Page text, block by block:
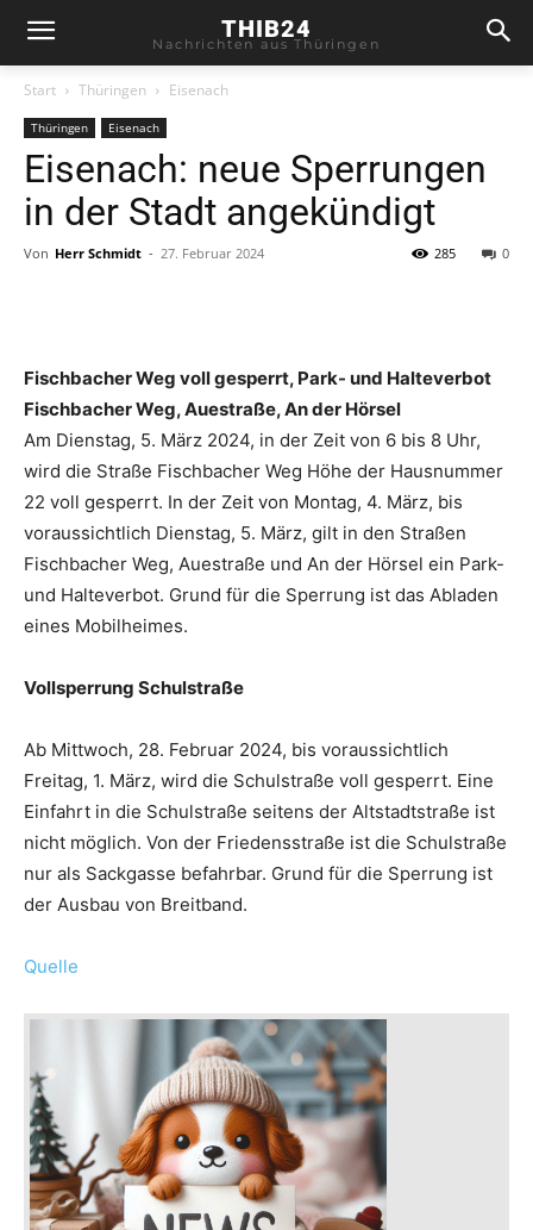
THIB24
Nachrichten aus Thüringen
Start Thüringen Eisenach
Thüringen Eisenach
Eisenach: neue Sperrungen
in der Stadt angekündigt
Von Herr Schmidt - 27. Februar 2024 0
285
Fischbacher Weg voll gesperrt, Park- und Halteverbot
Fischbacher Weg, Auestraße, An der Hörsel
Am Dienstag, 5. März 2024, in der Zeit von 6 bis 8 Uhr,
wird die Straße Fischbacher Weg Höhe der Hausnummer
22 voll gesperrt. In der Zeit von Montag, 4. März, bis
voraussichtlich Dienstag, 5. März, gilt in den Straßen
Fischbacher Weg, Auestraße und An der Hörsel ein Park-
und Halteverbot. Grund für die Sperrung ist das Abladen
eines Mobilheimes.
Vollsperrung Schulstraße
Ab Mittwoch, 28. Februar 2024, bis voraussichtlich
Freitag, 1. März, wird die Schulstraße voll gesperrt. Eine
Einfahrt in die Schulstraße seitens der Altstadtstraße ist
nicht möglich. Von der Friedensstraße ist die Schulstraße
nur als Sackgasse befahrbar. Grund für die Sperrung ist
der Ausbau von Breitband.
Quelle